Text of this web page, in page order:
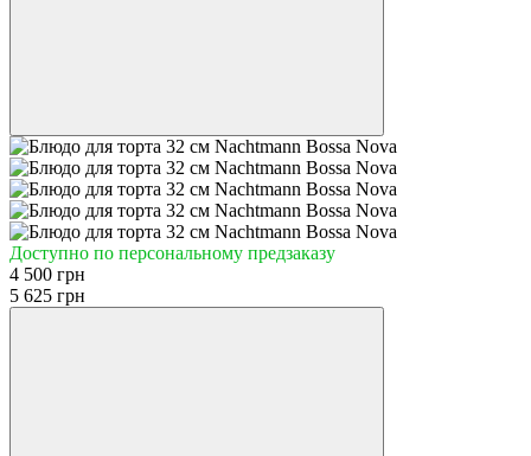
Доступно по персональному предзаказу
4 500 грн
5 625 грн